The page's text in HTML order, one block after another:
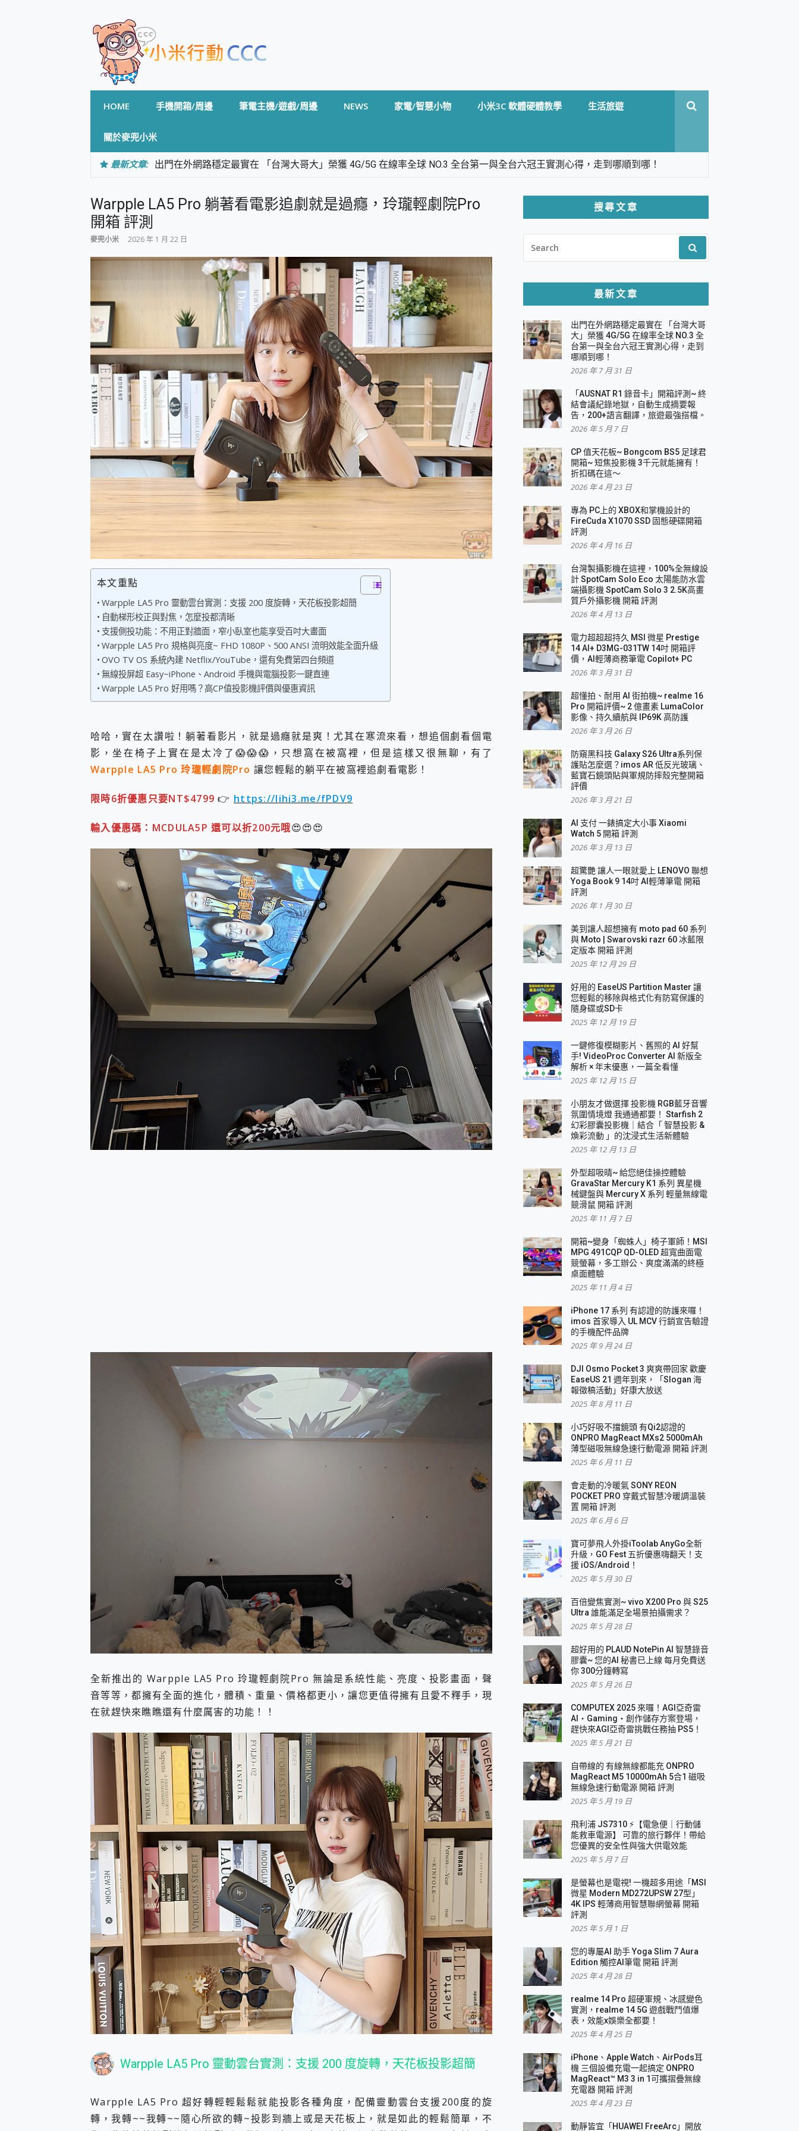
HOME 手機開箱/周邊 筆電主機/遊戲/周邊 NEWS 家電/智慧小物 小米3C 軟體硬體教學 生活旅遊
關於麥兜小米
最新文章: 出門在外網路穩定最實在 「台灣大哥大」榮獲 4G/5G 在線率全球 NO.3 全台第一與全台六冠王實測心得，走到哪順到哪！
專為 PC上的 XBOX和掌機設計的 FireCuda X1070 SSD 固態硬碟開箱 評測
台灣製攝影機在這裡，100%全無線設計 SpotCam Solo Eco 太陽能防水雲端攝影機 SpotCam Solo 3 2.5K高畫質戶外攝影機 開箱 評
電力超超超持久 MSI 微星 Prestige 14 AI+ D3MG-031TW 14吋 開箱評價，AI輕薄商務筆電 Copilot+ PC
超懂拍、耐用 AI 街拍機~ realme 16 Pro 開箱評價~ 2 億畫素 LumaColor 影像、持久續航與 IP69K 高防護
防窺黑科技 Galaxy S26 Ultra系列保護貼怎麼選？imos AR 低反光玻璃、藍寶石鏡頭貼與軍規防摔殼完整開箱評價
AI 支付 一錶搞定大小事 Xiaomi Watch 5 開箱 評測
超驚艷 讓人一眼就愛上 LENOVO 聯想 Yoga Book 9 14吋 AI輕薄筆電 開箱 評測
美到讓人超想擁有 moto pad 60 系列 與 Moto | Swarovski razr 60 冰藍限定版本 開箱 評測
好用的 EaseUS Partition Master 讓您輕鬆的移除與格式化有防寫保護的隨身碟或SD卡
一鍵修復模糊影片、舊照的 AI 好幫手! VideoProc Converter AI 新版全解析 × 年末優惠，一篇全看懂
小朋友才做選擇 投影機 RGB藍牙音響 氛圍情境燈 我通通都要！ Starfish 2 幻彩膠囊投影機｜結合「 智慧投影 & 煥彩流動 」的沈浸
式生活新體驗
外型超吸晴~ 給您絕佳操控體驗 GravaStar Mercury K1 系列 異星機械鍵盤與 Mercury X 系列 輕量無線電競滑鼠 開箱 評測
開箱~變身「蜘蛛人」椅子軍師！MSI MPG 491CQP QD-OLED 超寬曲面電競螢幕，多工辦公、爽度滿滿的終極桌面體驗
iPhone 17 系列 有認證的防護來囉！ imos 首家導入 UL MCV 行銷宣告驗證的手機配件品牌
DJI Osmo Pocket 3 爽爽帶回家 歡慶 EaseUS 21 週年到來，「Slogan 海報徵稿活動」好康大放送
小巧好吸不擋鏡頭 有Qi2認證的 ONPRO MagReact MXs2 5000mAh薄型磁吸無線急速行動電源 開箱 評測
會走動的冷暖氣 SONY REON POCKET PRO 穿戴式智慧冷暖調溫裝置 開箱 評測
寶可夢飛人外掛iToolab AnyGo全新升級，GO Fest 五折優惠嗨翻天！支援 iOS/Android！
百倍變焦實測~ vivo X200 Pro 與 S25 Ultra 誰能滿足全場景拍攝需求？
超好用的 PLAUD NotePin AI 智慧錄音膠囊~ 您的AI 秘書已上線 每月免費送你 300分鐘轉寫
COMPUTEX 2025 來囉！AGI亞奇雷 AI・Gaming・創作儲存方案登場，趕快來AGI亞奇雷挑戰任務抽 PS5！
自帶線的 有線無線都能充 ONPRO MagReact M5 10000mAh 5合1 磁吸無線急速行動電源 開箱 評測
飛利浦 JS7310 ⚡【電急便｜行動儲能救車電源】 可靠的旅行夥伴！帶給您優異的安全性與強大供電效能
是螢幕也是電視! 一機超多用途「MSI微星 Modern MD272UPSW 27型」 4K IPS 輕薄商用智慧聯網螢幕 開箱 評測
您的專屬AI 助手 Yoga Slim 7 Aura Edition 觸控AI筆電 開箱 評測
realme 14 Pro 超硬軍規、冰感變色實測，realme 14 5G 遊戲戰鬥值爆表，效能x娛樂全都要！
iPhone、Apple Watch、AirPods耳機 三個設備充電一起搞定 ONPRO MagReact™ M3 3 in 1可攜摺疊無線充電器 開箱 評測
動靜皆宜「HUAWEI FreeArc」開放式耳掛耳機，無感配戴! 超穩超服貼，音質、通話也很優質
好玩好拍 vivo V50 ~ 口袋裡的 Zeiss 潮流攝影棚!
25種洗烘模式一機搞定! Roborock 衣莉莎白 H1 Neo分子篩洗脫烘 AI 滾筒洗衣機
給 MSI Claw 系列電競掌機 最完美的家 MSI Nest Docking Station 掌機專屬擴充底座 開箱 評測
B&O 精品級音響! Home+ 中嘉寬頻 SoundBox 劇院串流盒 開箱 評測
2億 APO蔡司長焦神機降臨~ vivo X200 Pro、vivo X200 就是這麼好拍
EaseUS Vocal Remover 免費線上去聲器一鍵去除人聲 人聲 音樂分離 2024 消除人聲推薦
3 個超值 MHN 飛人工具分享~~ iToolab AnyGo 魔物獵人 Now飛人 ios教學 不出門也可以到處走
Locawhere AnyTo 寶可夢飛人 AnyTo 不出門也可以飛遍全世界
小體積 40000mAh 超大容量 一次充5個設備 充好充滿 CUKTECH 酷態科 300W 微型充電站 開箱 評測
97.3% 恢復率，資料救援就是這麼簡單 EaseUS Data Recovery Wizard Free 18.0.0 業界最好的資料救援軟體
全新 SONY Xperia 1 VI 開箱! 相機實測! 長焦覆蓋更遠更清晰、2日長續航、頂尖影音娛樂效能~
Xiaomi 14 Ultra 開箱 評測~ 有深度的 Leica 影像旗艦手機! 加碼小旗艦 Xiaomi 14 開箱 評測
vivo TWS 3e 真無線藍牙耳機智慧降噪升級、音質明亮溫潤，並支援雙設備連接~
人像旗艦 vivo V30 系列 開箱 評測! 首搭蔡司光學鏡頭、攝影棚級柔光環、拍攝功能最好玩的美拍神機 vivo V30 Pro
多個願望一次滿足 超強散熱 微星 MSI Claw A1M-026TW 電競掌機 開箱 評測
一吸完美對位 擁有超強吸力與超好用的隱磁支架 O-ONE MAG 最會吸的行動電源 開箱 評測
OPPO 哈蘇 300mm 專業增距鏡實測：Find X9 Ultra 光學長焦隨手拍，紀錄生活就是這麼簡單
近八千元的 Soundcore Liberty 5 Pro Max，有螢幕的耳機會是智商稅嗎?
ASUS Pad 全面應援 Me Time，加碼愛奇藝黃金雙周卡體驗，專案價最低 NT$0 起
Warpple LA5 Pro 躺著看電影追劇就是過癮，玲瓏輕劇院Pro
開箱 評測
麥兜小米 2026 年 1 月 22 日
本文重點
Warpple LA5 Pro 靈動雲台實測：支援 200 度旋轉，天花板投影超簡
自動梯形校正與對焦，怎麼投都清晰
支援側投功能：不用正對牆面，窄小臥室也能享受百吋大畫面
Warpple LA5 Pro 規格與亮度~ FHD 1080P、500 ANSI 流明效能全面升級
OVO TV OS 系統內建 Netflix/YouTube，還有免費第四台頻道
無線投屏超 Easy~iPhone、Android 手機與電腦投影一鍵直連
Warpple LA5 Pro 好用嗎？高CP值投影機評價與優惠資訊
哈哈，實在太讚啦！躺著看影片，就是過癮就是爽！尤其在寒流來看，想追個劇看個電
影，坐在椅子上實在是太冷了😱😱😱，只想窩在被窩裡，但是這樣又很無聊，有了
Warpple LA5 Pro 玲瓏輕劇院Pro 讓您輕鬆的躺平在被窩裡追劇看電影！
限時6折優惠只要NT$4799 👉 https://lihi3.me/fPDV9
輸入優惠碼：MCDULA5P 還可以折200元哦😍😍😍
全新推出的 Warpple LA5 Pro 玲瓏輕劇院Pro 無論是系統性能、亮度、投影畫面，聲
音等等，都擁有全面的進化，體積、重量、價格都更小，讓您更值得擁有且愛不釋手，現
在就趕快來瞧瞧還有什麼厲害的功能！！
Warpple LA5 Pro 靈動雲台實測：支援 200 度旋轉，天花板投影超簡
Warpple LA5 Pro 超好轉輕輕鬆鬆就能投影各種角度，配備靈動雲台支援200度的旋
轉，我轉~~我轉~~隨心所欲的轉~投影到牆上或是天花板上，就是如此的輕鬆簡單，不
搜尋文章
FOR:
最新文章
出門在外網路穩定最實在 「台灣大哥
大」榮獲 4G/5G 在線率全球 NO.3 全
台第一與全台六冠王實測心得，走到
哪順到哪！
2026 年 7 月 31 日
「AUSNAT R1 錄音卡」開箱評測~ 終
結會議紀錄地獄，自動生成摘要報
告，200+語言翻譯，旅遊最強搭檔。
2026 年 5 月 7 日
CP 值天花板~ Bongcom BS5 足球君
開箱~ 短焦投影機 3千元就能擁有！
折扣碼在這～
2026 年 4 月 23 日
專為 PC上的 XBOX和掌機設計的
FireCuda X1070 SSD 固態硬碟開箱
評測
2026 年 4 月 16 日
台灣製攝影機在這裡，100%全無線設
計 SpotCam Solo Eco 太陽能防水雲
端攝影機 SpotCam Solo 3 2.5K高畫
質戶外攝影機 開箱 評測
2026 年 4 月 13 日
電力超超超持久 MSI 微星 Prestige
14 AI+ D3MG-031TW 14吋 開箱評
價，AI輕薄商務筆電 Copilot+ PC
2026 年 3 月 31 日
超懂拍、耐用 AI 街拍機~ realme 16
Pro 開箱評價~ 2 億畫素 LumaColor
影像、持久續航與 IP69K 高防護
2026 年 3 月 26 日
防窺黑科技 Galaxy S26 Ultra系列保
護貼怎麼選？imos AR 低反光玻璃、
藍寶石鏡頭貼與軍規防摔殼完整開箱
評價
2026 年 3 月 21 日
AI 支付 一錶搞定大小事 Xiaomi
Watch 5 開箱 評測
2026 年 3 月 13 日
超驚艷 讓人一眼就愛上 LENOVO 聯想
Yoga Book 9 14吋 AI輕薄筆電 開箱
評測
2026 年 1 月 30 日
美到讓人超想擁有 moto pad 60 系列
與 Moto | Swarovski razr 60 冰藍限
定版本 開箱 評測
2025 年 12 月 29 日
好用的 EaseUS Partition Master 讓
您輕鬆的移除與格式化有防寫保護的
隨身碟或SD卡
2025 年 12 月 19 日
一鍵修復模糊影片、舊照的 AI 好幫
手! VideoProc Converter AI 新版全
解析 × 年末優惠，一篇全看懂
2025 年 12 月 15 日
小朋友才做選擇 投影機 RGB藍牙音響
氛圍情境燈 我通通都要！ Starfish 2
幻彩膠囊投影機｜結合「 智慧投影 &
煥彩流動 」的沈浸式生活新體驗
2025 年 12 月 13 日
外型超吸晴~ 給您絕佳操控體驗
GravaStar Mercury K1 系列 異星機
械鍵盤與 Mercury X 系列 輕量無線電
競滑鼠 開箱 評測
2025 年 11 月 7 日
開箱~變身「蜘蛛人」椅子軍師！MSI
MPG 491CQP QD-OLED 超寬曲面電
競螢幕，多工辦公、爽度滿滿的終極
桌面體驗
2025 年 11 月 4 日
iPhone 17 系列 有認證的防護來囉！
imos 首家導入 UL MCV 行銷宣告驗證
的手機配件品牌
2025 年 9 月 24 日
DJI Osmo Pocket 3 爽爽帶回家 歡慶
EaseUS 21 週年到來，「Slogan 海
報徵稿活動」好康大放送
2025 年 8 月 11 日
小巧好吸不擋鏡頭 有Qi2認證的
ONPRO MagReact MXs2 5000mAh
薄型磁吸無線急速行動電源 開箱 評測
2025 年 6 月 11 日
會走動的冷暖氣 SONY REON
POCKET PRO 穿戴式智慧冷暖調溫裝
置 開箱 評測
2025 年 6 月 6 日
寶可夢飛人外掛iToolab AnyGo全新
升級，GO Fest 五折優惠嗨翻天！支
援 iOS/Android！
2025 年 5 月 30 日
百倍變焦實測~ vivo X200 Pro 與 S25
Ultra 誰能滿足全場景拍攝需求？
2025 年 5 月 28 日
超好用的 PLAUD NotePin AI 智慧錄音
膠囊~ 您的AI 秘書已上線 每月免費送
你 300分鐘轉寫
2025 年 5 月 26 日
COMPUTEX 2025 來囉！AGI亞奇雷
AI・Gaming・創作儲存方案登場，
趕快來AGI亞奇雷挑戰任務抽 PS5！
2025 年 5 月 21 日
自帶線的 有線無線都能充 ONPRO
MagReact M5 10000mAh 5合1 磁吸
無線急速行動電源 開箱 評測
2025 年 5 月 19 日
飛利浦 JS7310 ⚡【電急便｜行動儲
能救車電源】 可靠的旅行夥伴！帶給
您優異的安全性與強大供電效能
2025 年 5 月 7 日
是螢幕也是電視! 一機超多用途「MSI
微星 Modern MD272UPSW 27型」
4K IPS 輕薄商用智慧聯網螢幕 開箱
評測
2025 年 5 月 1 日
您的專屬AI 助手 Yoga Slim 7 Aura
Edition 觸控AI筆電 開箱 評測
2025 年 4 月 28 日
realme 14 Pro 超硬軍規、冰感變色
實測，realme 14 5G 遊戲戰鬥值爆
表，效能x娛樂全都要！
2025 年 4 月 25 日
iPhone、Apple Watch、AirPods耳
機 三個設備充電一起搞定 ONPRO
MagReact™ M3 3 in 1可攜摺疊無線
充電器 開箱 評測
2025 年 4 月 23 日
動靜皆宜「HUAWEI FreeArc」開放